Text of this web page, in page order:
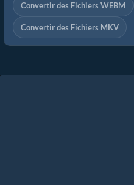
Convertir des Fichiers WEBM
Convertir des Fichiers MKV